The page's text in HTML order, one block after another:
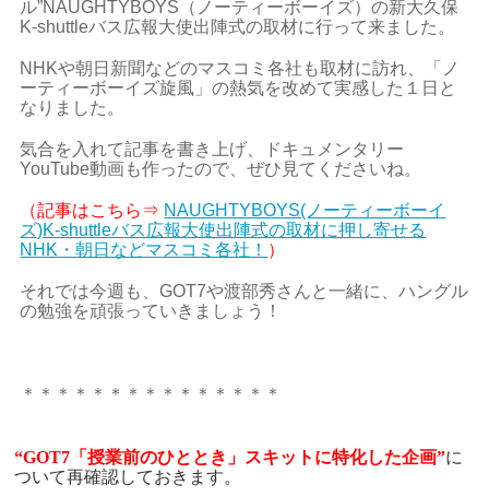
ル”NAUGHTYBOYS（ノーティーボーイズ）の新大久保
K-shuttleバス広報大使出陣式の取材に行って来ました。
NHKや朝日新聞などのマスコミ各社も取材に訪れ、「ノ
ーティーボーイズ旋風」の熱気を改めて実感した１日と
なりました。
気合を入れて記事を書き上げ、ドキュメンタリー
YouTube動画も作ったので、ぜひ見てくださいね。
（記事はこちら⇒ NAUGHTYBOYS(ノーティーボーイ
ズ)K-shuttleバス広報大使出陣式の取材に押し寄せる
NHK・朝日などマスコミ各社！ ）
それでは今週も、GOT7や渡部秀さんと一緒に、ハングル
の勉強を頑張っていきましょう！
＊＊＊＊＊＊＊＊＊＊＊＊＊＊＊
“GOT7「授業前のひととき」スキットに特化した企画”に
ついて再確認しておきます。